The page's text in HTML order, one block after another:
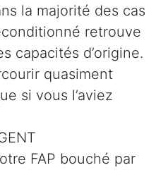
la majorité des cas
retrouve
capacités d’origine.
quasiment
si vous l’aviez
FAP bouché par